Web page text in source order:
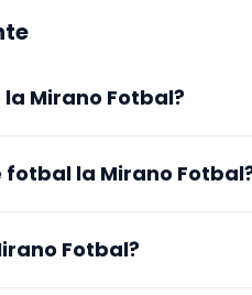
Mirano Fotbal?
real și selectezi intervalul
aprobată primești imediat o
fotbal la Mirano
Fotbal?